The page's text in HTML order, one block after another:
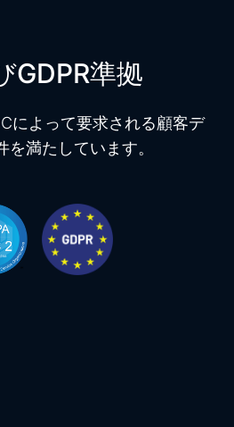
GDPR準拠
によって要求される顧客デ
満たしています。